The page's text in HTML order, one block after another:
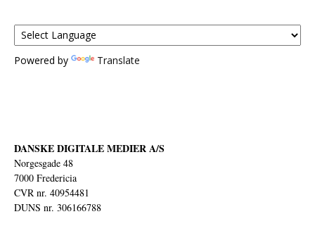
Powered by Translate
DANSKE DIGITALE MEDIER A/S
Norgesgade 48
7000 Fredericia
CVR nr. 40954481
DUNS nr. 306166788